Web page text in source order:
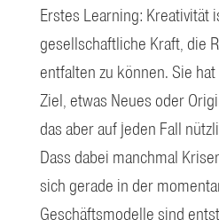
Erstes Learning: Kreativität
gesellschaftliche Kraft, die
entfalten zu können. Sie
Ziel, etwas Neues oder
das aber auf jeden Fall
Dass dabei manchmal
sich gerade in der
Geschäftsmodelle sind